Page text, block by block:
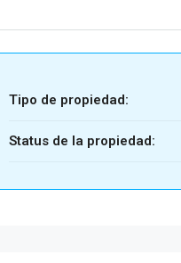
Tipo de propiedad:
Status de la propiedad: